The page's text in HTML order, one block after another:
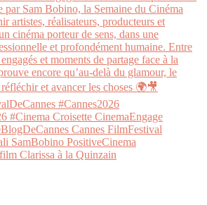
Clarissa à la Quinzain